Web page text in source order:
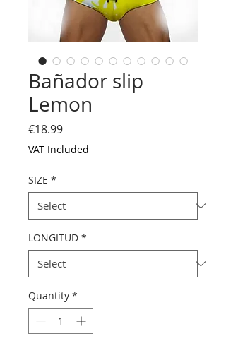
Bañador slip
Lemon
€18.99Price
VAT Included
SIZE *
LONGITUD *
Quantity *